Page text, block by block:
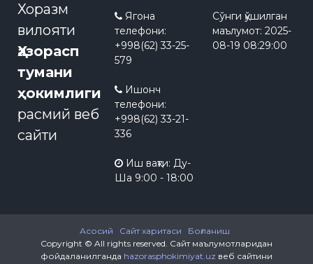
Хоразм
вилояти
Ҳазорасп
тумани
ҳокимлиги
расмий веб
сайти
Ягона
телефони:
+998(62) 33-25-
579
Ишонч
телефони:
+998(62) 33-21-
336
Иш вақти: Ду-
Ша 9:00 - 18:00
Сўнги қўшилган
маълумот: 2025-
08-19 08:29:00
Асосий Сайт харитаси
Боғланиш
Copyright © All rights reserved. Сайт маълумотларидан
фойдаланилганда hazorasphokimiyat.uz веб сайтини